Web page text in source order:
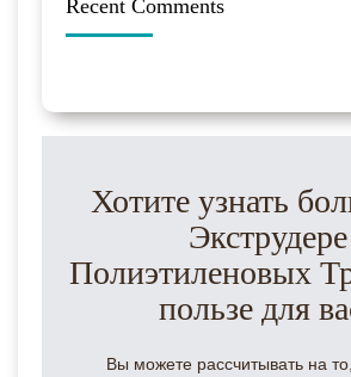
Recent Comments
Хотите узнать
Экструдере
Полиэтиленовых
пользе для
Вы можете рассчитывать на